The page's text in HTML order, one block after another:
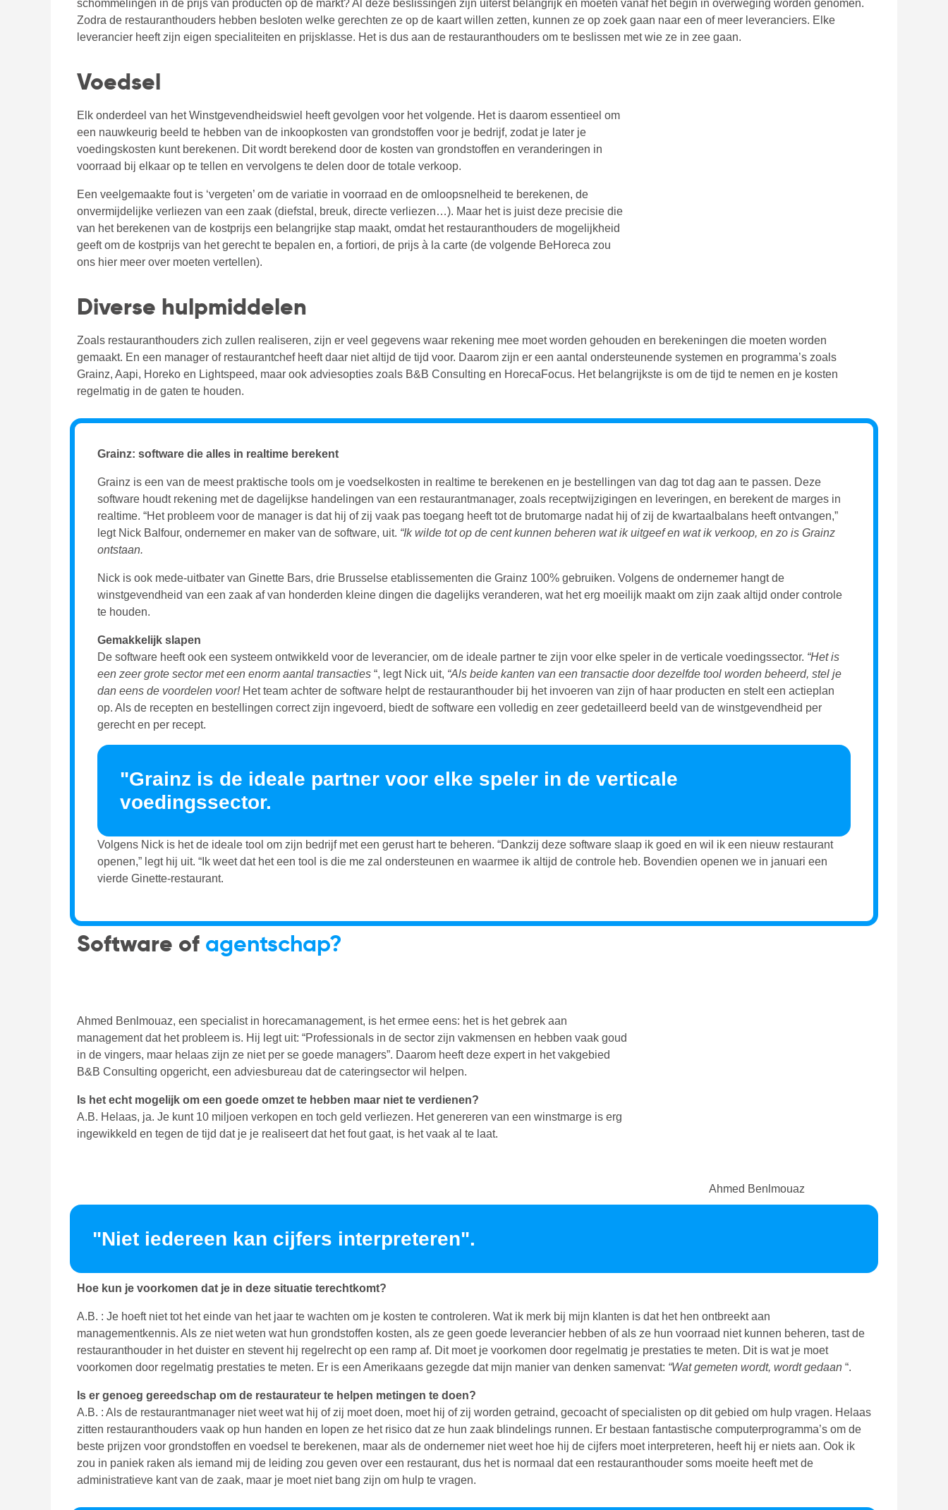
schommelingen in de prijs van producten op de markt? Al deze beslissingen zijn uiterst belangrijk en moeten vanaf het begin in overweging worden genomen.
Zodra de restauranthouders hebben besloten welke gerechten ze op de kaart willen zetten, kunnen ze op zoek gaan naar een of meer leveranciers. Elke
leverancier heeft zijn eigen specialiteiten en prijsklasse. Het is dus aan de restauranthouders om te beslissen met wie ze in zee gaan.
Voedsel
Elk onderdeel van het Winstgevendheidswiel heeft gevolgen voor het volgende. Het is daarom essentieel om
een nauwkeurig beeld te hebben van de inkoopkosten van grondstoffen voor je bedrijf, zodat je later je
voedingskosten kunt berekenen. Dit wordt berekend door de kosten van grondstoffen en veranderingen in
voorraad bij elkaar op te tellen en vervolgens te delen door de totale verkoop.
Een veelgemaakte fout is ‘vergeten’ om de variatie in voorraad en de omloopsnelheid te berekenen, de
onvermijdelijke verliezen van een zaak (diefstal, breuk, directe verliezen…). Maar het is juist deze precisie die
van het berekenen van de kostprijs een belangrijke stap maakt, omdat het restauranthouders de mogelijkheid
geeft om de kostprijs van het gerecht te bepalen en, a fortiori, de prijs à la carte (de volgende BeHoreca zou
ons hier meer over moeten vertellen).
Diverse hulpmiddelen
Zoals restauranthouders zich zullen realiseren, zijn er veel gegevens waar rekening mee moet worden gehouden en berekeningen die moeten worden
gemaakt. En een manager of restaurantchef heeft daar niet altijd de tijd voor. Daarom zijn er een aantal ondersteunende systemen en programma’s zoals
Grainz, Aapi, Horeko en Lightspeed, maar ook adviesopties zoals B&B Consulting en HorecaFocus. Het belangrijkste is om de tijd te nemen en je kosten
regelmatig in de gaten te houden.
Grainz: software die alles in realtime berekent
Grainz is een van de meest praktische tools om je voedselkosten in realtime te berekenen en je bestellingen van dag tot dag aan te passen. Deze
software houdt rekening met de dagelijkse handelingen van een restaurantmanager, zoals receptwijzigingen en leveringen, en berekent de marges in
realtime. “Het probleem voor de manager is dat hij of zij vaak pas toegang heeft tot de brutomarge nadat hij of zij de kwartaalbalans heeft ontvangen,”
legt Nick Balfour, ondernemer en maker van de software, uit. “Ik wilde tot op de cent kunnen beheren wat ik uitgeef en wat ik verkoop, en zo is Grainz
ontstaan.
Nick is ook mede-uitbater van Ginette Bars, drie Brusselse etablissementen die Grainz 100% gebruiken. Volgens de ondernemer hangt de
winstgevendheid van een zaak af van honderden kleine dingen die dagelijks veranderen, wat het erg moeilijk maakt om zijn zaak altijd onder controle
te houden.
Gemakkelijk slapen
De software heeft ook een systeem ontwikkeld voor de leverancier, om de ideale partner te zijn voor elke speler in de verticale voedingssector. “Het is
een zeer grote sector met een enorm aantal transacties“, legt Nick uit, “Als beide kanten van een transactie door dezelfde tool worden beheerd, stel je
dan eens de voordelen voor!Het team achter de software helpt de restauranthouder bij het invoeren van zijn of haar producten en stelt een actieplan
op. Als de recepten en bestellingen correct zijn ingevoerd, biedt de software een volledig en zeer gedetailleerd beeld van de winstgevendheid per
gerecht en per recept.
"Grainz is de ideale partner voor elke speler in de verticale
voedingssector.
Volgens Nick is het de ideale tool om zijn bedrijf met een gerust hart te beheren. “Dankzij deze software slaap ik goed en wil ik een nieuw restaurant
openen,” legt hij uit. “Ik weet dat het een tool is die me zal ondersteunen en waarmee ik altijd de controle heb. Bovendien openen we in januari een
vierde Ginette-restaurant.
Software of agentschap?
Ahmed Benlmouaz
Ahmed Benlmouaz, een specialist in horecamanagement, is het ermee eens: het is het gebrek aan
management dat het probleem is. Hij legt uit: “Professionals in de sector zijn vakmensen en hebben vaak goud
in de vingers, maar helaas zijn ze niet per se goede managers”. Daarom heeft deze expert in het vakgebied
B&B Consulting opgericht, een adviesbureau dat de cateringsector wil helpen.
Is het echt mogelijk om een goede omzet te hebben maar niet te verdienen?
A.B. Helaas, ja. Je kunt 10 miljoen verkopen en toch geld verliezen. Het genereren van een winstmarge is erg
ingewikkeld en tegen de tijd dat je je realiseert dat het fout gaat, is het vaak al te laat.
"Niet iedereen kan cijfers interpreteren".
Hoe kun je voorkomen dat je in deze situatie terechtkomt?
A.B. : Je hoeft niet tot het einde van het jaar te wachten om je kosten te controleren. Wat ik merk bij mijn klanten is dat het hen ontbreekt aan
managementkennis. Als ze niet weten wat hun grondstoffen kosten, als ze geen goede leverancier hebben of als ze hun voorraad niet kunnen beheren, tast de
restauranthouder in het duister en stevent hij regelrecht op een ramp af. Dit moet je voorkomen door regelmatig je prestaties te meten. Dit is wat je moet
voorkomen door regelmatig prestaties te meten. Er is een Amerikaans gezegde dat mijn manier van denken samenvat: “Wat gemeten wordt, wordt gedaan“.
Is er genoeg gereedschap om de restaurateur te helpen metingen te doen?
A.B. : Als de restaurantmanager niet weet wat hij of zij moet doen, moet hij of zij worden getraind, gecoacht of specialisten op dit gebied om hulp vragen. Helaas
zitten restauranthouders vaak op hun handen en lopen ze het risico dat ze hun zaak blindelings runnen. Er bestaan fantastische computerprogramma’s om de
beste prijzen voor grondstoffen en voedsel te berekenen, maar als de ondernemer niet weet hoe hij de cijfers moet interpreteren, heeft hij er niets aan. Ook ik
zou in paniek raken als iemand mij de leiding zou geven over een restaurant, dus het is normaal dat een restauranthouder soms moeite heeft met de
administratieve kant van de zaak, maar je moet niet bang zijn om hulp te vragen.